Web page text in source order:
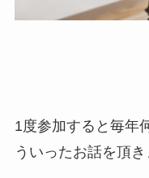
1度参加すると毎年
ういったお話を頂き